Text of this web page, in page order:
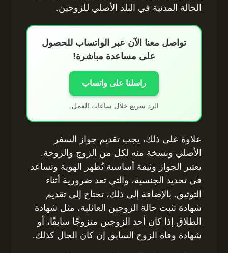
الحالة المدنية في البلد الأصلي للزوجين.
تواصل معنا الآن عبر الواتساب للحصول
على مساعدة مباشرة!
راسلنا على واتساب
الرد سريع خلال ساعات العمل.
علاوة على ذلك، يجب تقديم جواز السفر
الأصلي ونسخة منه لكل من الزوج والزوجة.
يعتبر الجواز وثيقة أساسية تُظهر الهوية وتساعد
في تحديد الجنسية، والتي تعد ضرورية أثناء
التوثيق. بالإضافة إلى ذلك، تحتاج إلى تقديم
شهادة تثبت حالة الزوجين العائلية، مثل شهادة
الطلاق إذا كان أحد الزوجين متزوجًا سابقًا، أو
شهادة وفاة الزوج السابق إن كان الحال كذلك.